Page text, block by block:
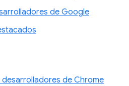
de Google
de Chrome